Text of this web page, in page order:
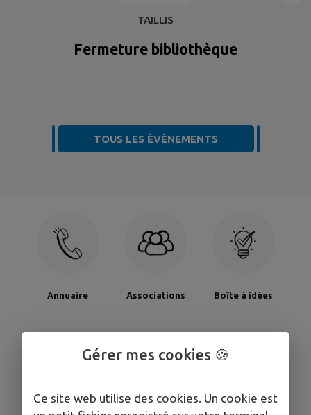
TAILLIS
Fermeture bibliothèque
TOUS LES ÉVÉNEMENTS
Annuaire Associations Boîte à idées
Gérer mes cookies 🍪
Ce site web utilise des cookies. Un cookie est